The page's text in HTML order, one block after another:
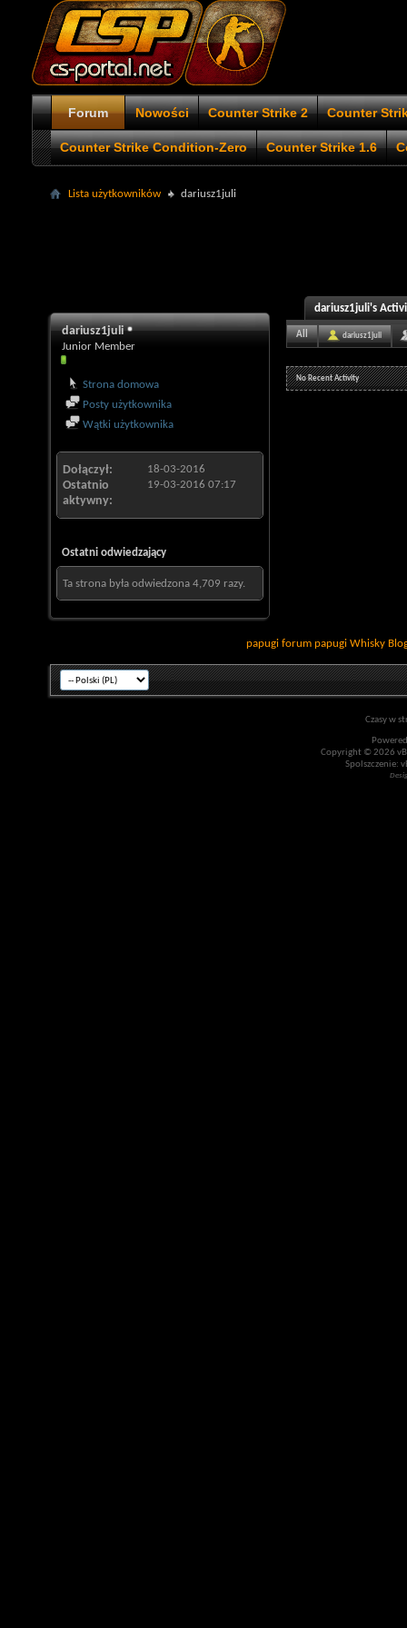
Forum Nowości Counter Strike 2 Counter
Counter Strike Condition-Zero Counter Strike 1.6
Lista użytkowników dariusz1juli
dariusz1juli
Junior Member
Strona domowa
Posty użytkownika
Wątki użytkownika
Dołączył 18-03-2016
Ostatnio
aktywny
19-03-2016 07:17
Ostatni odwiedzający
Ta strona była odwiedzona 4,709 razy.
dariusz1juli's
All dariusz1juli
No Recent Activity
papugi forum papugi Whisky
Czasy w
Copyright © 2026
Spolszczenie: